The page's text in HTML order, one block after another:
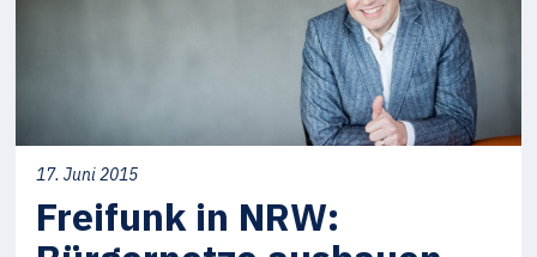
17. Juni 2015
Freifunk in NRW: